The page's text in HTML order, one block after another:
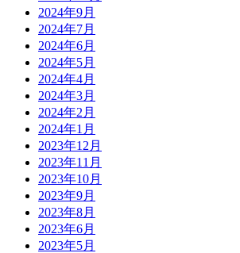
2024年9月
2024年7月
2024年6月
2024年5月
2024年4月
2024年3月
2024年2月
2024年1月
2023年12月
2023年11月
2023年10月
2023年9月
2023年8月
2023年6月
2023年5月